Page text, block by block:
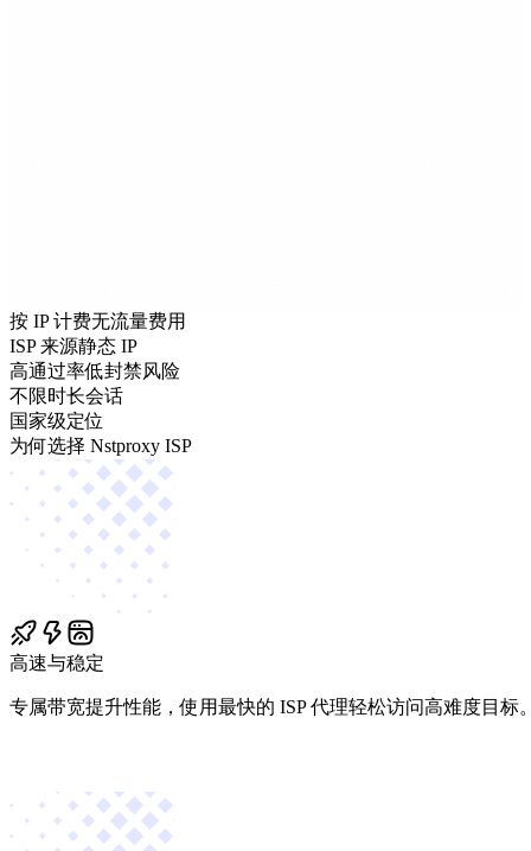
按 IP 计费无流量费用
ISP 来源静态 IP
高通过率低封禁风险
不限时长会话
国家级定位
为何选择 Nstproxy ISP
高速与稳定
专属带宽提升性能，使用最快的 ISP 代理轻松访问高难度目标